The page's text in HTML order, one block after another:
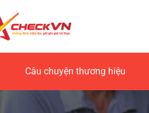
Câu chuyện thương hiệu